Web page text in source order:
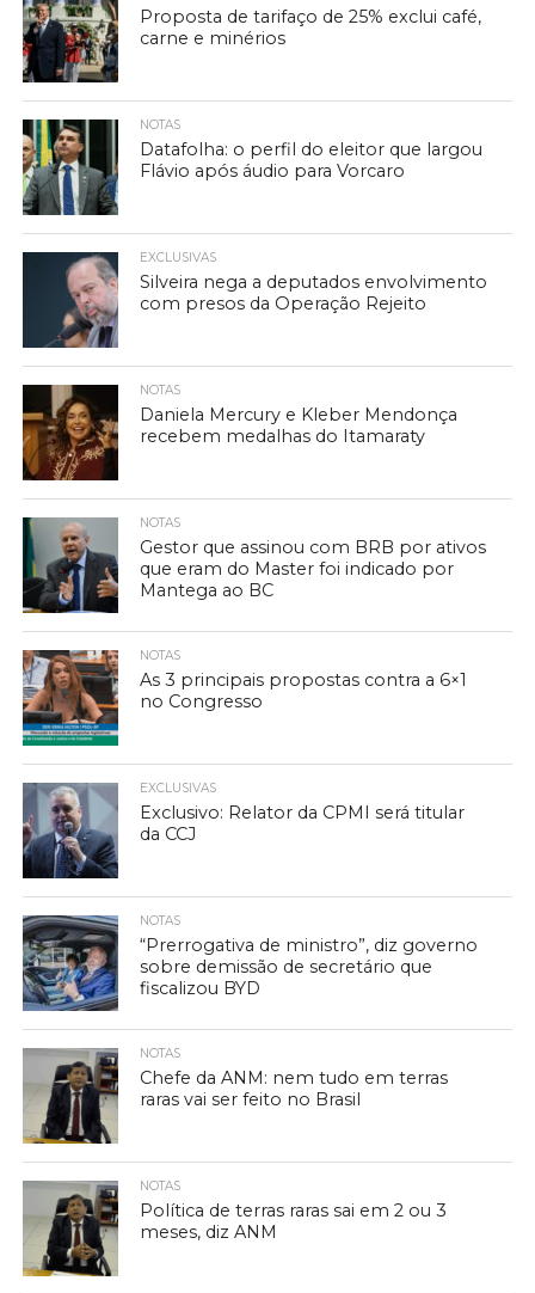
Proposta de tarifaço de 25% exclui café,
carne e minérios
NOTAS
Datafolha: o perfil do eleitor que largou
Flávio após áudio para Vorcaro
EXCLUSIVAS
Silveira nega a deputados envolvimento
com presos da Operação Rejeito
NOTAS
Daniela Mercury e Kleber Mendonça
recebem medalhas do Itamaraty
NOTAS
Gestor que assinou com BRB por ativos
que eram do Master foi indicado por
Mantega ao BC
NOTAS
As 3 principais propostas contra a 6×1
no Congresso
EXCLUSIVAS
Exclusivo: Relator da CPMI será titular
da CCJ
NOTAS
“Prerrogativa de ministro”, diz governo
sobre demissão de secretário que
fiscalizou BYD
NOTAS
Chefe da ANM: nem tudo em terras
raras vai ser feito no Brasil
NOTAS
Política de terras raras sai em 2 ou 3
meses, diz ANM